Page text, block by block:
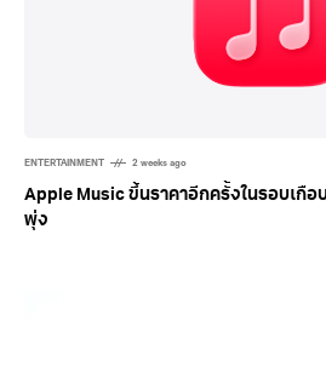
ENTERTAINMENT 2 weeks ago
Apple Music ขึ้นราคาอีกครั้งในรอบเกือ
พุ่ง